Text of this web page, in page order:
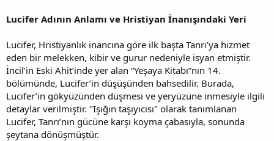
Lucifer Adının Anlamı ve Hristiyan İnanışındaki Yeri
Lucifer, Hristiyanlık inancına göre ilk başta Tanrı’ya hizmet
eden bir melekken, kibir ve gurur nedeniyle isyan etmiştir.
İncil’in Eski Ahit’inde yer alan “Yeşaya Kitabı”nın 14.
bölümünde, Lucifer’in düşüşünden bahsedilir. Burada,
Lucifer’in gökyüzünden düşmesi ve yeryüzüne inmesiyle ilgili
detaylar verilmiştir. "Işığın taşıyıcısı" olarak tanımlanan
Lucifer, Tanrı’nın gücüne karşı koyma çabasıyla, sonunda
şeytana dönüşmüştür.